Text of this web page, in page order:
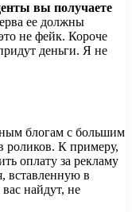
вы получаете
ее должны
не фейк. Короче
деньги. Я не
блогам с большим
роликов. К примеру,
оплату за рекламу
вставленную в
найдут, не